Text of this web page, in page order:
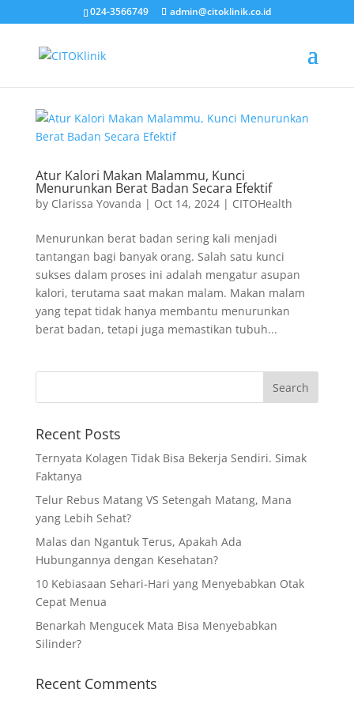
024-3566749 admin@citoklinik.co.id
Atur Kalori Makan Malammu, Kunci
Menurunkan Berat Badan Secara Efektif
by Clarissa Yovanda | Oct 14, 2024| CITOHealth
Menurunkan berat badan sering kali menjadi
tantangan bagi banyak orang. Salah satu kunci
sukses dalam proses ini adalah mengatur asupan
kalori, terutama saat makan malam. Makan malam
yang tepat tidak hanya membantu menurunkan
berat badan, tetapi juga memastikan tubuh...
Recent Posts
Ternyata Kolagen Tidak Bisa Bekerja Sendiri. Simak
Faktanya
Telur Rebus Matang VS Setengah Matang, Mana
yang Lebih Sehat?
Malas dan Ngantuk Terus, Apakah Ada
Hubungannya dengan Kesehatan?
10 Kebiasaan Sehari-Hari yang Menyebabkan Otak
Cepat Menua
Benarkah Mengucek Mata Bisa Menyebabkan
Silinder?
Recent Comments